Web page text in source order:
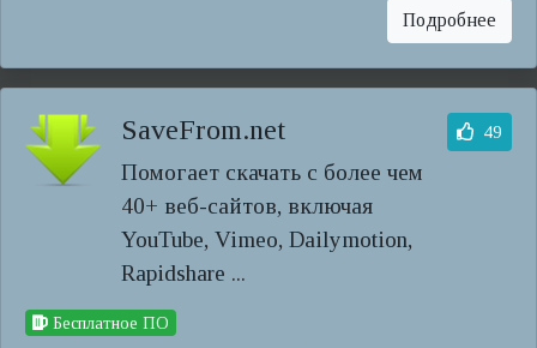
Подробнее
SaveFrom.net
Помогает скачать с более чем
40+ веб-сайтов, включая
YouTube, Vimeo, Dailymotion,
Rapidshare ...
49
Бесплатное ПО